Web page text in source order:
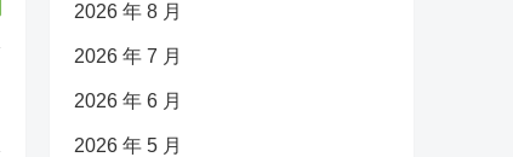
2026 年 8 月
2026 年 7 月
2026 年 6 月
2026 年 5 月